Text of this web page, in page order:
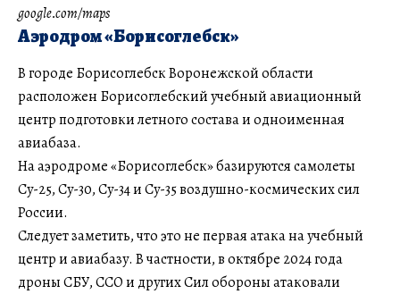
google.com/maps
Аэродром «Борисоглебск»
В городе Борисоглебск Воронежской области
расположен Борисоглебский учебный авиационный
центр подготовки летного состава и одноименная
авиабаза.
На аэродроме «Борисоглебск» базируются самолеты
Су-25, Су-30, Су-34 и Су-35 воздушно-космических сил
России.
Следует заметить, что это не первая атака на учебный
центр и авиабазу. В частности, в октябре 2024 года
дроны СБУ, ССО и других Сил обороны атаковали